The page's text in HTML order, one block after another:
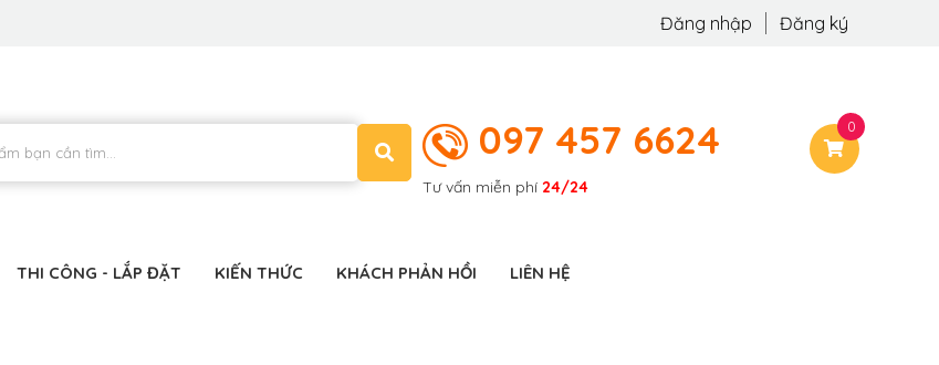
Đăng nhập Đăng ký
097 457 6624
Tư vấn miễn phí 24/24
0
THI CÔNG - LẮP ĐẶT KIẾN THỨC KHÁCH PHẢN HỒI LIÊN HỆ